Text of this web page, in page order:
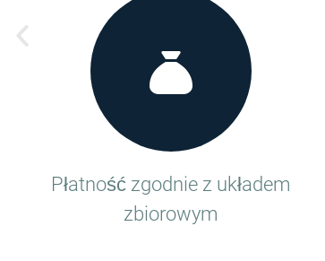
Płatność zgodnie z układem
zbiorowym